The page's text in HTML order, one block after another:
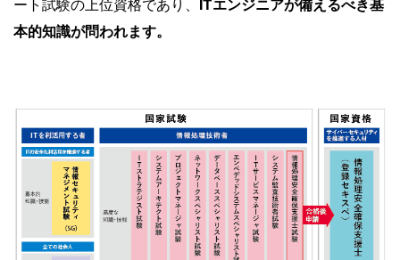
ート試験の上位資格であり、
ITエンジニアが備えるべき基
本的知識が問われます。